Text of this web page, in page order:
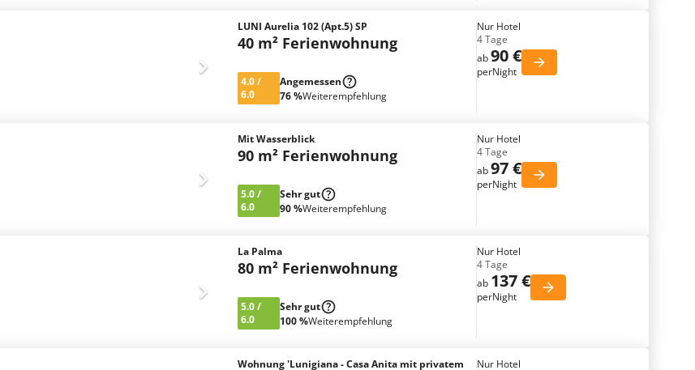
LUNI Aurelia 102 (Apt.5) SP
40 m² Ferienwohnung
4.0/
6.0
Angemessen
76 %Weiterempfehlung
Nur Hotel
4 Tage
ab90 €
perNight
Mit Wasserblick
90 m² Ferienwohnung
5.0/
6.0
Sehr gut
90 %Weiterempfehlung
Nur Hotel
4 Tage
ab97 €
perNight
La Palma
80 m² Ferienwohnung
5.0/
6.0
Sehr gut
100 %Weiterempfehlung
Nur Hotel
4 Tage
ab 137 €
perNight
Wohnung 'Lunigiana - Casa Anita mit privatem
Nur Hotel